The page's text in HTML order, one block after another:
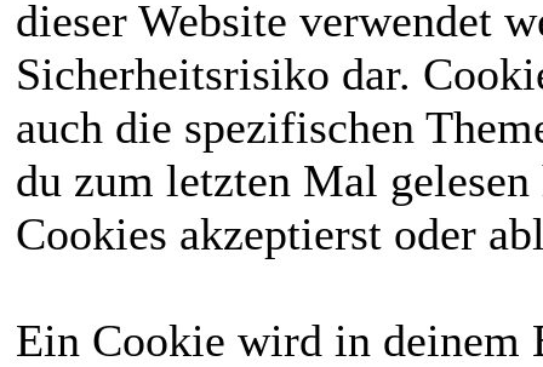
dieser Website verwendet
Sicherheitsrisiko dar.
auch die spezifischen
du zum letzten Mal
Cookies akzeptierst oder
Ein Cookie wird in deinem